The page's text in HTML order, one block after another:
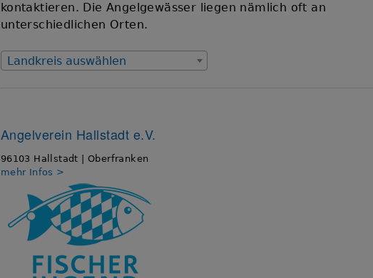
kontaktieren. Die Angelgewässer liegen nämlich oft an
unterschiedlichen Orten.
Landkreis auswählen
Angelverein Hallstadt e.V.
96103 Hallstadt | Oberfranken
mehr Infos >